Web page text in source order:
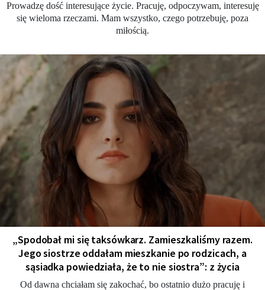
Prowadzę dość interesujące życie. Pracuję, odpoczywam, interesuję
się wieloma rzeczami. Mam wszystko, czego potrzebuję, poza
miłością.
„Spodobał mi się taksówkarz. Zamieszkaliśmy razem.
Jego siostrze oddałam mieszkanie po rodzicach, a
sąsiadka powiedziała, że to nie siostra”: z życia
Od dawna chciałam się zakochać, bo ostatnio dużo pracuję i